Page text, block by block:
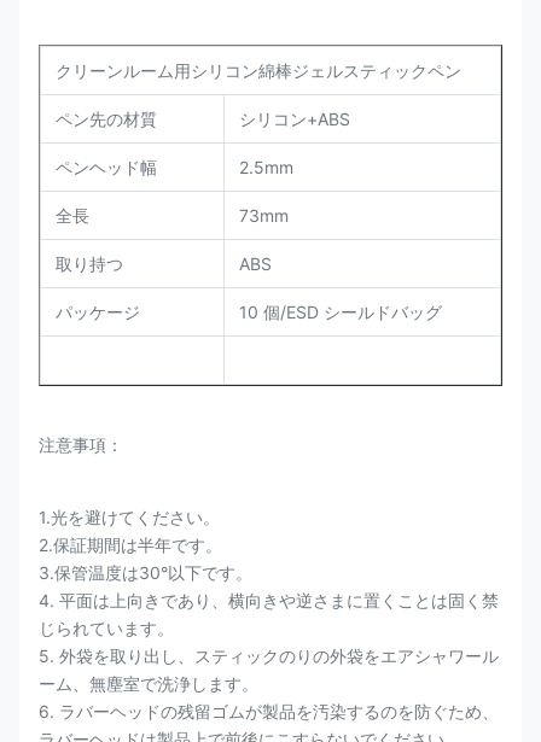
クリーンルーム用シリコン綿棒ジェルスティックペン
ペン先の材質 シリコン+ABS
ペンヘッド幅 2.5mm
全長 73mm
取り持つ ABS
パッケージ 10 個/ESD シールドバッグ
注意事項：
1.光を避けてください。
2.保証期間は半年です。
3.保管温度は30°以下です。
4. 平面は上向きであり、横向きや逆さまに置くことは固く禁
じられています。
5. 外袋を取り出し、スティックのりの外袋をエアシャワール
ーム、無塵室で洗浄します。
6. ラバーヘッドの残留ゴムが製品を汚染するのを防ぐため、